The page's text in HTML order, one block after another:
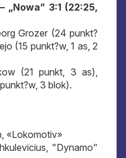
3:1 (22:25,
Grozer (24 punkt?
(15 punkt?w, 1 as, 2
(21 punkt, 3 as),
3 blok).
«Lokomotiv»
"Dynamo"